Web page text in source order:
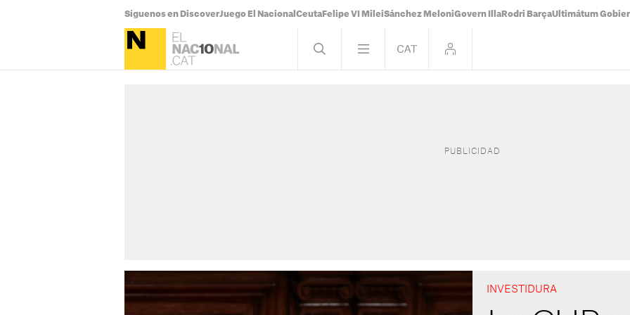
Síguenos en DiscoverJuego El Nacional Ceuta Felipe VI MileiSánchez MeloniGovern Illa Rodri BarçaUltimátum
INVESTIDURA